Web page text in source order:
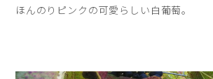
ほんのりピンクの可愛らしい白葡萄。